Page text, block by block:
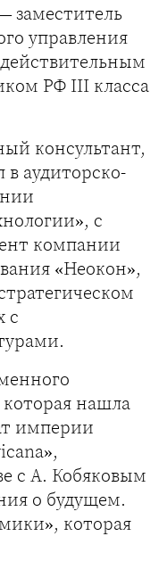
заместитель
управления
РФ III класса
консультант,
в аудиторско-
c
компании
«Неокон»,
с
нашла
империи
с А. Кобяковым
о будущем.
которая